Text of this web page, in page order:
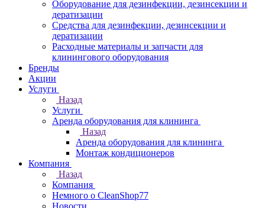
Оборудование для дезинфекции, дезинсекции и
дератизации
Средства для дезинфекции, дезинсекции и
дератизации
Расходные материалы и запчасти для
клинингового оборудования
Бренды
Акции
Услуги
Назад
Услуги
Аренда оборудования для клининга
Назад
Аренда оборудования для клининга
Монтаж кондиционеров
Компания
Назад
Компания
Немного о CleanShop77
Новости